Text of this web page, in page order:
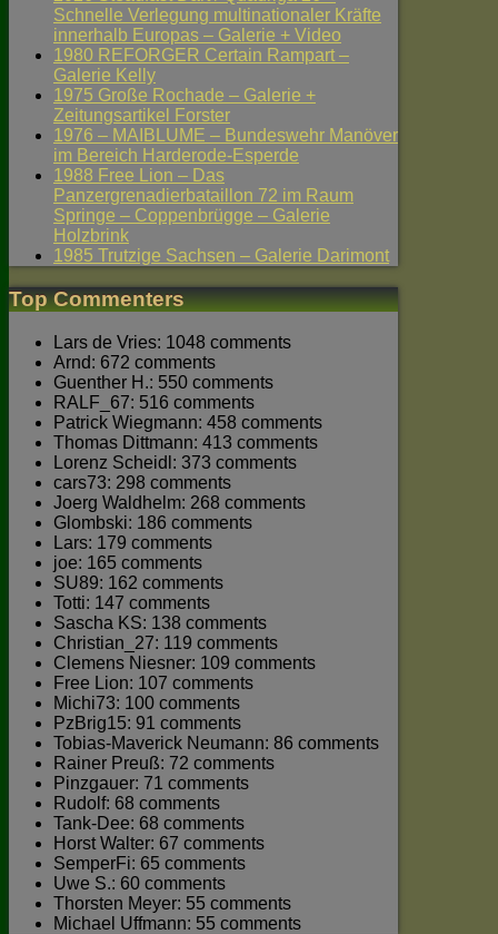
Schnelle Verlegung multinationaler Kräfte
innerhalb Europas – Galerie + Video
1980 REFORGER Certain Rampart –
Galerie Kelly
1975 Große Rochade – Galerie +
Zeitungsartikel Forster
1976 – MAIBLUME – Bundeswehr Manöver
im Bereich Harderode-Esperde
1988 Free Lion – Das
Panzergrenadierbataillon 72 im Raum
Springe – Coppenbrügge – Galerie
Holzbrink
1985 Trutzige Sachsen – Galerie Darimont
Top Commenters
Lars de Vries: 1048 comments
Arnd: 672 comments
Guenther H.: 550 comments
RALF_67: 516 comments
Patrick Wiegmann: 458 comments
Thomas Dittmann: 413 comments
Lorenz Scheidl: 373 comments
cars73: 298 comments
Joerg Waldhelm: 268 comments
Glombski: 186 comments
Lars: 179 comments
joe: 165 comments
SU89: 162 comments
Totti: 147 comments
Sascha KS: 138 comments
Christian_27: 119 comments
Clemens Niesner: 109 comments
Free Lion: 107 comments
Michi73: 100 comments
PzBrig15: 91 comments
Tobias-Maverick Neumann: 86 comments
Rainer Preuß: 72 comments
Pinzgauer: 71 comments
Rudolf: 68 comments
Tank-Dee: 68 comments
Horst Walter: 67 comments
SemperFi: 65 comments
Uwe S.: 60 comments
Thorsten Meyer: 55 comments
Michael Uffmann: 55 comments